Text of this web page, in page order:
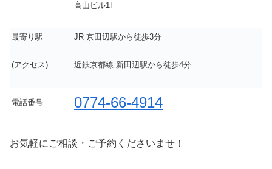
高山ビル1F
最寄り駅
(アクセス)
JR 京田辺駅から徒歩3分
近鉄京都線 新田辺駅から徒歩4分
電話番号 0774-66-4914
お気軽にご相談・ご予約くださいませ！